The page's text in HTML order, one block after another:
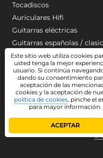
Tocadiscos
Auriculares Hifi
Guitarras eléctricas
Guitarras españolas /
© 2026 CulturaSonora -
Este sitio web utiliza cookies
usted tenga la mejor
usuario. Si continúa
dando su consentimiento
aceptación de las
cookies y la aceptación de
política de cookies, pinche el
para mayor información.
ACEPTAR